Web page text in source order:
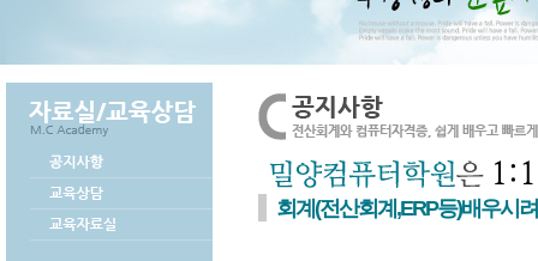
회계(전산회계,ERP등)배우시